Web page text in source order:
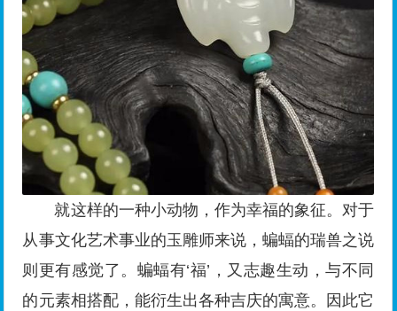
就这样的一种小动物，作为幸福的象征。对于
从事文化艺术事业的玉雕师来说，蝙蝠的瑞兽之说
则更有感觉了。蝙蝠有‘福’，又志趣生动，与不同
的元素相搭配，能衍生出各种吉庆的寓意。因此它